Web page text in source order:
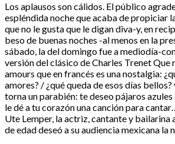
Los aplausos son cálidos. El público
espléndida noche que acaba de propiciar
que no le gusta que le digan diva-y, en
beso de buenas noches -al menos en la
sábado, la del domingo fue a mediodía-
versión del clásico de Charles Trenet Que
amours que en francés es una nostalgia:
amores? / ¿qué queda de esos días bellos?
torna un parabién: te deseo pájaros
le dé a tu corazón una canción para
Ute Lemper, la actriz, cantante y bailarina
de edad deseó a su audiencia mexicana la